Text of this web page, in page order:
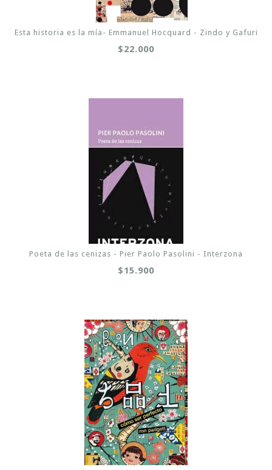
Esta historia es la mía- Emmanuel Hocquard - Zindo y Gafuri
$22.000
Poeta de las cenizas - Pier Paolo Pasolini - Interzona
$15.900